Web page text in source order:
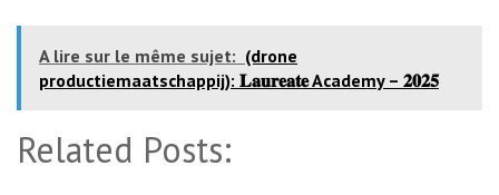
A lire sur le même sujet: (drone
productiemaatschappij): 𝐋𝐚𝐮𝐫𝐞𝐚𝐭𝐞 Academy – 𝟐𝟎𝟐𝟓
Related Posts: